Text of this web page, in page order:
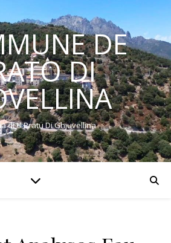
DE
DI
di U Pratu Di Ghjuvellina